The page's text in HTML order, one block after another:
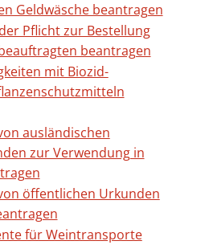
Geldwäsche beantragen
Pflicht zur Bestellung
beantragen
mit Biozid-
ausländischen
zur Verwendung in
öffentlichen Urkunden
für Weintransporte